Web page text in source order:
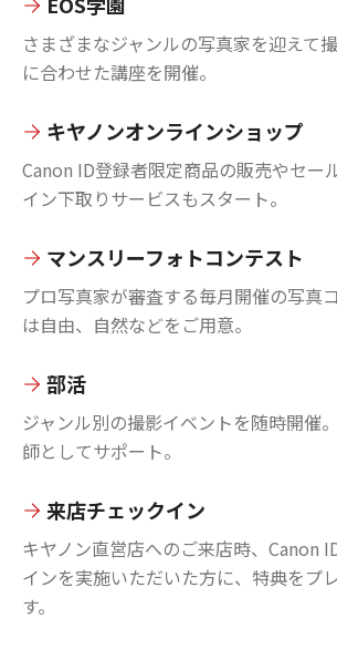
さまざまなジャンルの写真家を迎えて
に合わせた講座を開催。
キヤノンオンラインショップ
Canon ID登録者限定商品の販売やセー
イン下取りサービスもスタート。
マンスリーフォトコンテスト
プロ写真家が審査する毎月開催の写真
は自由、自然などをご用意。
部活
ジャンル別の撮影イベントを随時開催
師としてサポート。
来店チェックイン
キヤノン直営店へのご来店時、Canon
インを実施いただいた方に、特典をプ
す。